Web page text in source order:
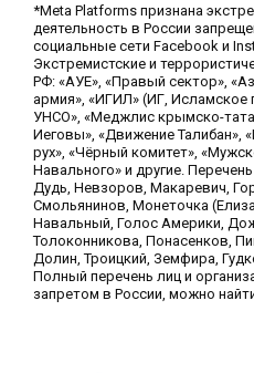
*Meta Platforms признана
деятельность в России
социальные сети Facebook и
Экстремистские и
РФ: «АУЕ», «Правый сектор»,
армия», «ИГИЛ» (ИГ, Исламское
УНСО», «Меджлис крымско-
Иеговы», «Движение Талибан»,
рух», «Чёрный комитет»,
Навального» и другие.
Дудь, Невзоров, Макаревич,
Смольянинов, Монеточка
Навальный, Голос Америки,
Толоконникова, Понасенков,
Долин, Троицкий, Земфира,
Полный перечень лиц и
запретом в России, можно